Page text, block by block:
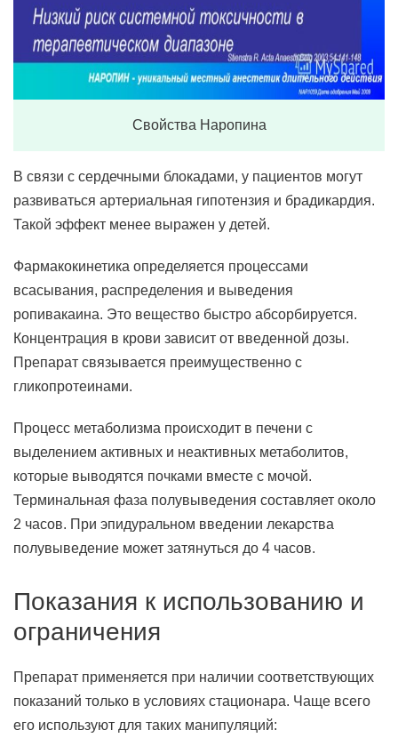
Свойства Наропина
В связи с сердечными блокадами, у пациентов могут
развиваться артериальная гипотензия и брадикардия.
Такой эффект менее выражен у детей.
Фармакокинетика определяется процессами
всасывания, распределения и выведения
ропивакаина. Это вещество быстро абсорбируется.
Концентрация в крови зависит от введенной дозы.
Препарат связывается преимущественно с
гликопротеинами.
Процесс метаболизма происходит в печени с
выделением активных и неактивных метаболитов,
которые выводятся почками вместе с мочой.
Терминальная фаза полувыведения составляет около
2 часов. При эпидуральном введении лекарства
полувыведение может затянуться до 4 часов.
Показания к использованию и
ограничения
Препарат применяется при наличии соответствующих
показаний только в условиях стационара. Чаще всего
его используют для таких манипуляций: